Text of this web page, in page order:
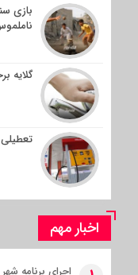
بازی
گلایه
اخبار مهم
اجرای برنامه